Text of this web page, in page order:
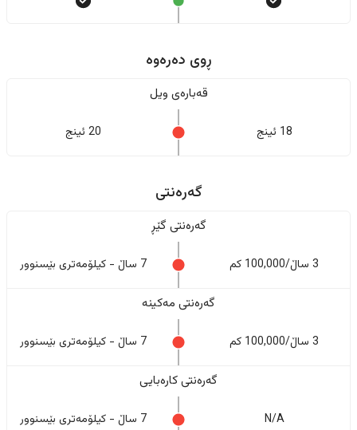
ڕوی دەرەوە
قەبارەی ویل
18 ئینج 20 ئینج
گەرەنتی
گەرەنتی گێڕ
3 ساڵ/100,000 کم 7 ساڵ - کیلۆمەتری بێسنوور
گەرەنتی مەکینە
3 ساڵ/100,000 کم 7 ساڵ - کیلۆمەتری بێسنوور
گەرەنتی کارەبایی
N/A 7 ساڵ - کیلۆمەتری بێسنوور